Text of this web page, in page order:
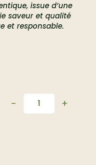
issue d’une
saveur et qualité
et responsable.
Quantité
- +